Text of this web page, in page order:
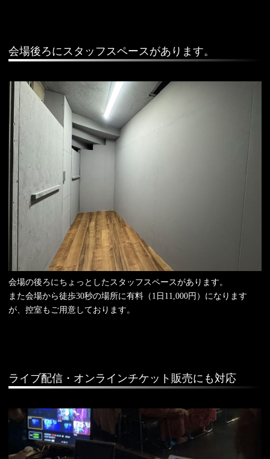
会場後ろにスタッフスペースがあります。
会場の後ろにちょっとしたスタッフスペースがあります。
また会場から徒歩30秒の場所に有料（1日11,000円）になります
が、控室もご用意しております。
ライブ配信・オンラインチケット販売にも対応